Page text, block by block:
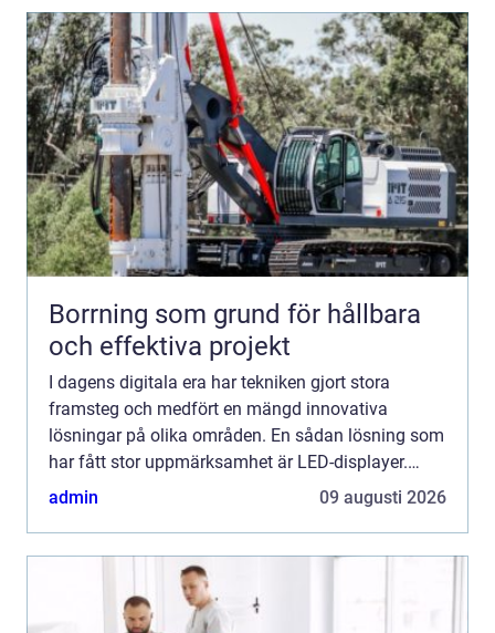
Borrning som grund för hållbara
och effektiva projekt
I dagens digitala era har tekniken gjort stora
framsteg och medfört en mängd innovativa
lösningar på olika områden. En sådan lösning som
har fått stor uppmärksamhet är LED-displayer.
Dessa skä...
admin 09 augusti 2026